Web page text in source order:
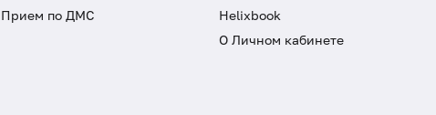
Прием по ДМС
Helixbook
О Личном кабинете